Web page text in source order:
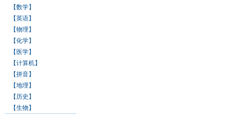
【数学】
【英语】
【物理】
【化学】
【医学】
【计算机】
【拼音】
【地理】
【历史】
【生物】